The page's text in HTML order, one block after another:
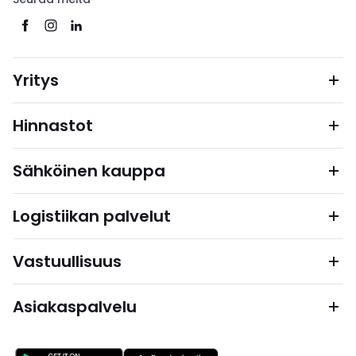
Yritys
Hinnastot
Sähköinen kauppa
Logistiikan palvelut
Vastuullisuus
Asiakaspalvelu